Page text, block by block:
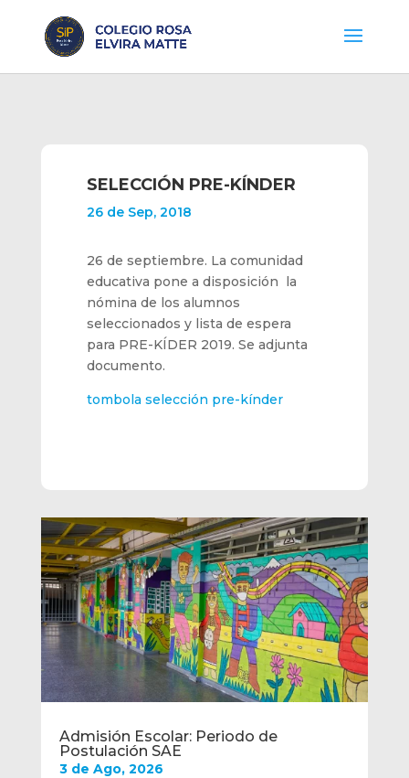
Admisión Escolar: Periodo de
Postulación SAE
3 de Ago, 2026
SELECCIÓN PRE-KÍNDER
26 de Sep, 2018
26 de septiembre. La comunidad
educativa pone a disposición la
nómina de los alumnos
seleccionados y lista de espera
para PRE-KÍDER 2019. Se adjunta
documento.
tombola selección pre-kínder